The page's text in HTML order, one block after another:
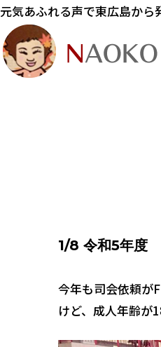
元気あふれる声で東広島か
1/8 令和5年度
今年も司会依頼が
けど、成人年齢が